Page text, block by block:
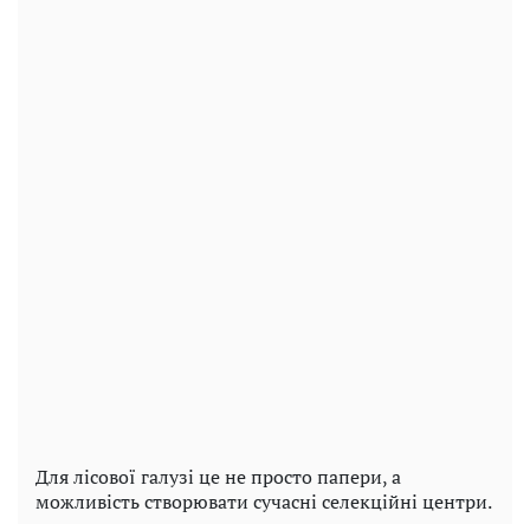
Для лісової галузі це не просто папери, а
можливість створювати сучасні селекційні центри.